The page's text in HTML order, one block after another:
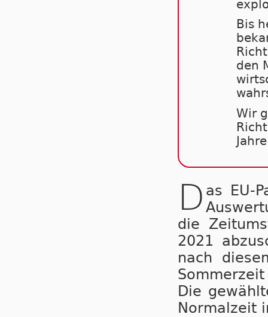
Bis
den
Wir
D as EU-
die
2021
nach
Die
Nor­mal­zeit